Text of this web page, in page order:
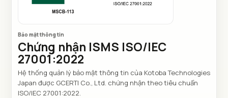
Bảo mật thông tin
Chứng nhận ISMS ISO/IEC
27001:2022
Hệ thống quản lý bảo mật thông tin của Kotoba Technologies
Japan được GCERTI Co., Ltd. chứng nhận theo tiêu chuẩn
ISO/IEC 27001:2022.